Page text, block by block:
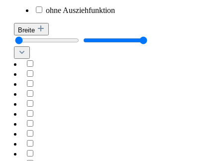
ohne Ausziehfunktion
Breite